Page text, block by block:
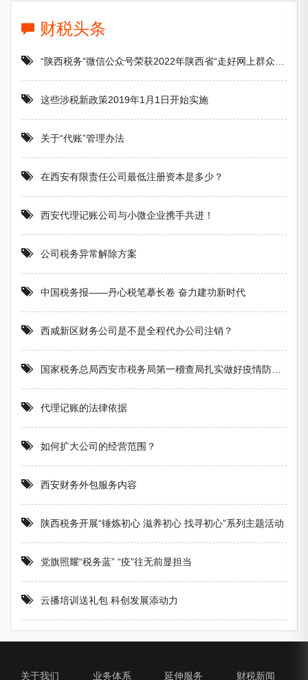
财税头条
“陕西税务”微信公众号荣获2022年陕西省“走好网上群众路线”优秀账号
这些涉税新政策2019年1月1日开始实施
关于“代账”管理办法
在西安有限责任公司最低注册资本是多少？
西安代理记账公司与小微企业携手共进！
公司税务异常解除方案
中国税务报——丹心税笔摹长卷 奋力建功新时代
西咸新区财务公司是不是全程代办公司注销？
国家税务总局西安市税务局第一稽查局扎实做好疫情防控工作
代理记账的法律依据
如何扩大公司的经营范围？
西安财务外包服务内容
陕西税务开展“锤炼初心 滋养初心 找寻初心”系列主题活动
党旗照耀“税务蓝” “疫”往无前显担当
云播培训送礼包 科创发展添动力
关于我们 业务体系 延伸服务 财税新闻